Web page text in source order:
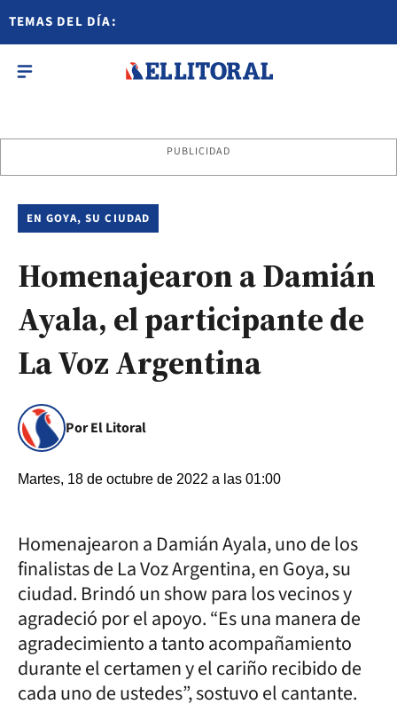
TEMAS DEL DÍA:
PUBLICIDAD
EN GOYA, SU CIUDAD
Homenajearon a Damián
Ayala, el participante de
La Voz Argentina
Por El Litoral
Martes, 18 de octubre de 2022 a las 01:00
Homenajearon a Damián Ayala, uno de los
finalistas de La Voz Argentina, en Goya, su
ciudad. Brindó un show para los vecinos y
agradeció por el apoyo. “Es una manera de
agradecimiento a tanto acompañamiento
durante el certamen y el cariño recibido de
cada uno de ustedes”, sostuvo el cantante.